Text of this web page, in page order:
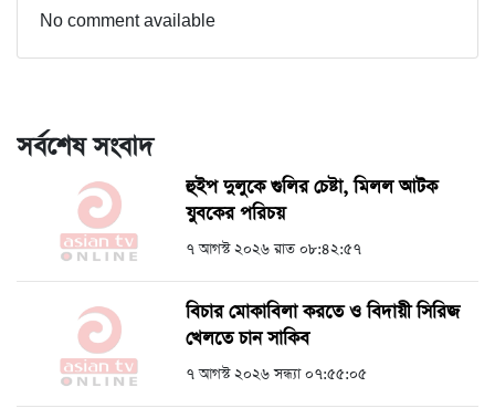
No comment available
সর্বশেষ সংবাদ
হুইপ দুলুকে গুলির চেষ্টা, ‍মিলল আটক
যুবকের পরিচয়
৭ আগস্ট ২০২৬ রাত ০৮:৪২:৫৭
বিচার মোকাবিলা করতে ও বিদায়ী সিরিজ
খেলতে চান সাকিব
৭ আগস্ট ২০২৬ সন্ধ্যা ০৭:৫৫:০৫